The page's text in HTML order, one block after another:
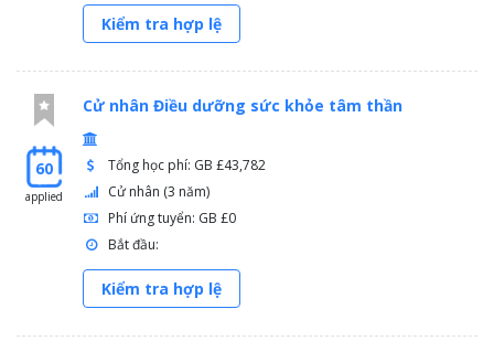
Kiểm tra hợp lệ
60
applied
Cử nhân Điều dưỡng sức khỏe tâm thần
Tổng học phí: GB £43,782
Cử nhân (3 năm)
Phí ứng tuyển: GB £0
Bắt đầu:
Kiểm tra hợp lệ